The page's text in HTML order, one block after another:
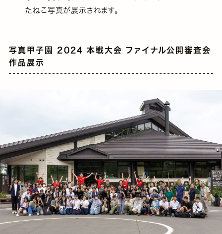
たねこ写真が展示されます。
写真甲子園 2024 本戦大会 ファイナル公開審査会
作品展示